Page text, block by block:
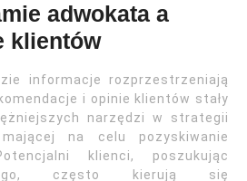
adwokata a
klientów
informacje rozprzestrzeniają
i opinie klientów stały
narzędzi w strategii
na celu pozyskiwanie
klienci, poszukując
często kierują się